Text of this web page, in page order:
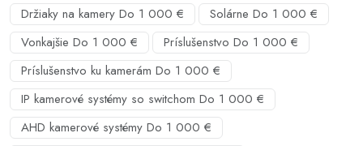
Držiaky na kamery Do 1 000 €
Solárne Do 1 000 €
Vonkajšie Do 1 000 €
Príslušenstvo Do 1 000 €
Príslušenstvo ku kamerám Do 1 000 €
IP kamerové systémy so switchom Do 1 000 €
AHD kamerové systémy Do 1 000 €